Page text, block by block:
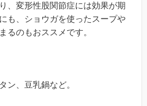
、変形性股関節症には効果が期
も、ショウガを使ったスープや
るのもおススメです。
ン、豆乳鍋など。